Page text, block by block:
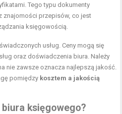
Tego typu dokumenty
znajomości przepisów, co jest
księgowością.
usług. Ceny mogą się
oraz doświadczenia biura. Należy
nie zawsze oznacza najlepszą jakość.
pomiędzy kosztem a jakością
księgowego?